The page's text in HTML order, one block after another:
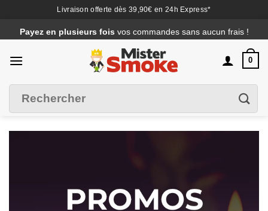
Livraison offerte dès 39,90€ en 24h Express*
au
contenu
Payez en plusieurs fois vos commandes sans aucun frais !
0
pour :